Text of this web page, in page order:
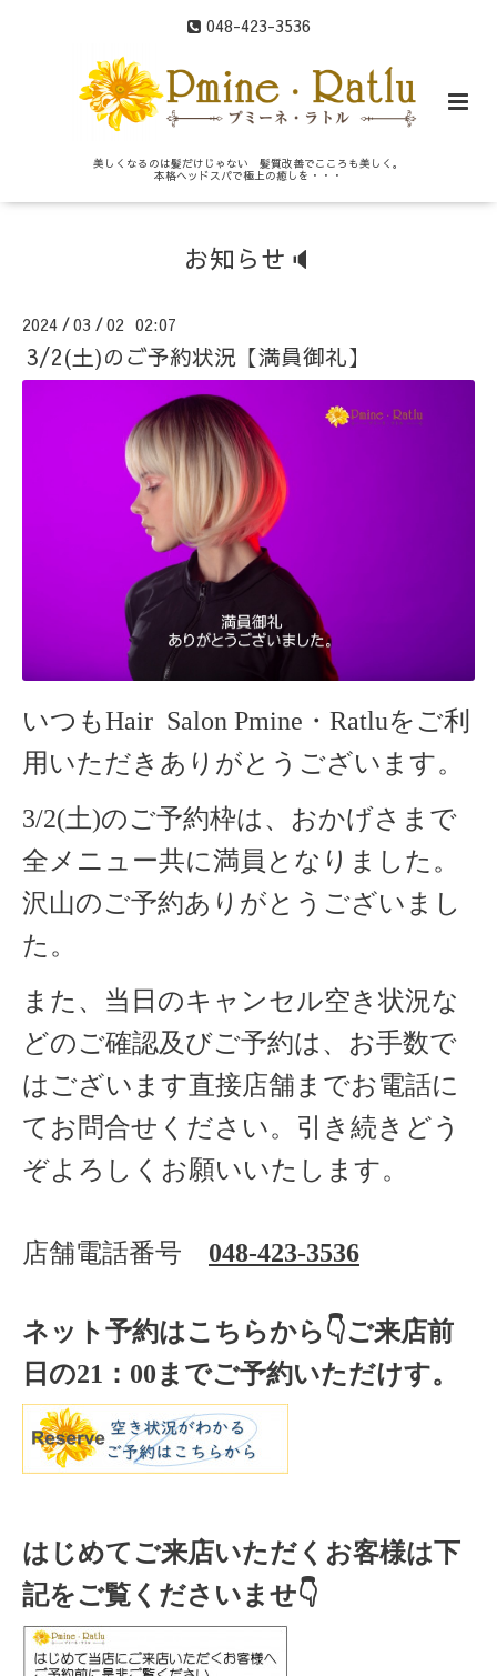
048-423-3536
美しくなるのは髪だけじゃない 髪質改善でこころも美しく。
本格ヘッドスパで極上の癒しを・・・
お知らせ🔈
2024 /03 /02 02:07
3/2(土)のご予約状況【満員御礼】
いつもHair Salon Pmine・Ratluをご利
用いただきありがとうございます。
3/2(土)のご予約枠は、おかげさまで
全メニュー共に満員となりました。
沢山のご予約ありがとうございまし
た。
また、当日のキャンセル空き状況な
どのご確認及びご予約は、お手数で
はございます直接店舗までお電話に
てお問合せください。引き続きどう
ぞよろしくお願いいたします。
店舗電話番号 048-423-3536
ネット予約はこちらから👇ご来店前
日の21 ： 00までご予約いただけす。
はじめてご来店いただくお客様は下
記をご覧くださいませ👇